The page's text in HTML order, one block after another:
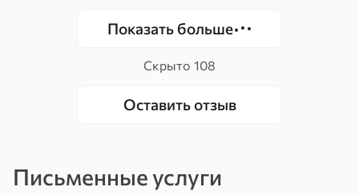
тому, чего по-настоящему хочется.
Я не заставляю смотреть туда, куда не готовы.
страх прошёл — всё стало видно само. Я
Показать больше
Скрыто 108
Оставить отзыв
Письменные услуги